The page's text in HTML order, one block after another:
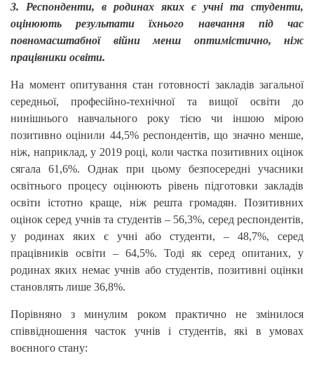
3. Респонденти, в родинах яких є учні та студенти,
оцінюють результати їхнього навчання під час
повномасштабної війни менш оптимістично, ніж
працівники освіти.
На момент опитування стан готовності закладів загальної
середньої, професійно-технічної та вищої освіти до
нинішнього навчального року тією чи іншою мірою
позитивно оцінили 44,5% респондентів, що значно менше,
ніж, наприклад, у 2019 році, коли частка позитивних оцінок
сягала 61,6%. Однак при цьому безпосередні учасники
освітнього процесу оцінюють рівень підготовки закладів
освіти істотно краще, ніж решта громадян. Позитивних
оцінок серед учнів та студентів – 56,3%, серед респондентів,
у родинах яких є учні або студенти, – 48,7%, серед
працівників освіти – 64,5%. Тоді як серед опитаних, у
родинах яких немає учнів або студентів, позитивні оцінки
становлять лише 36,8%.
Порівняно з минулим роком практично не змінилося
співвідношення часток учнів і студентів, які в умовах
воєнного стану: